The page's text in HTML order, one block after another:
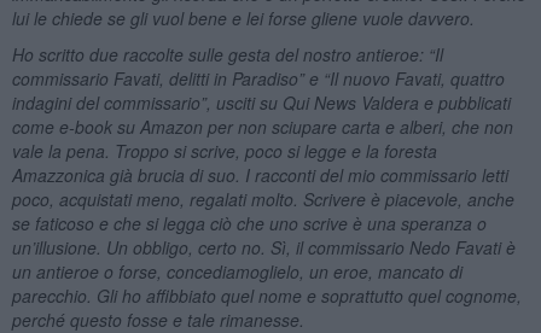
lui le chiede se gli vuol bene e lei forse gliene vuole davvero.
Ho scritto due raccolte sulle gesta del nostro antieroe: “Il
commissario Favati, delitti in Paradiso” e “Il nuovo Favati, quattro
indagini del commissario”, usciti su Qui News Valdera e pubblicati
come e-book su Amazon per non sciupare carta e alberi, che non
vale la pena. Troppo si scrive, poco si legge e la foresta
Amazzonica già brucia di suo. I racconti del mio commissario letti
poco, acquistati meno, regalati molto. Scrivere è piacevole, anche
se faticoso e che si legga ciò che uno scrive è una speranza o
un’illusione. Un obbligo, certo no. Sì, il commissario Nedo Favati è
un antieroe o forse, concediamoglielo, un eroe, mancato di
parecchio. Gli ho affibbiato quel nome e soprattutto quel cognome,
perché questo fosse e tale rimanesse.